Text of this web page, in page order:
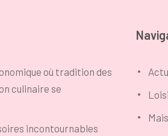
où tradition des
culinaire se
incontournables
Actu